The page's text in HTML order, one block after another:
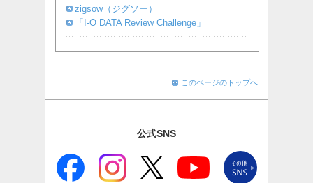
zigsow（ジグソー）
「I-O DATA Review Challenge」
このページのトップへ
公式SNS